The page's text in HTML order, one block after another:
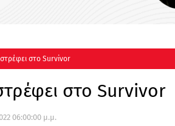
στο Survivor
στο Survivor
06:00:00 μ.μ.